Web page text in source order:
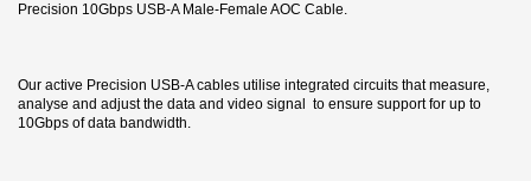
Precision 10Gbps USB-A Male-Female AOC Cable.
Our active Precision USB-A cables utilise integrated circuits that measure,
analyse and adjust the data and video signal to ensure support for up to
10Gbps of data bandwidth.